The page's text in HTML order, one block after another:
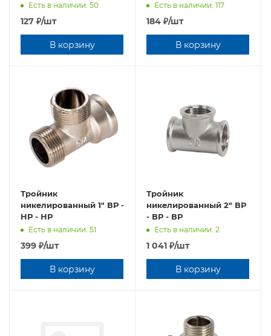
Есть в наличии: 50
127 ₽/шт
В корзину
Есть в наличии: 117
184 ₽/шт
В корзину
Тройник
никелированный 1" ВР -
НР - НР
Есть в наличии: 51
399 ₽/шт
В корзину
Тройник
никелированный 2" ВР
- ВР - ВР
Есть в наличии: 2
1 041 ₽/шт
В корзину